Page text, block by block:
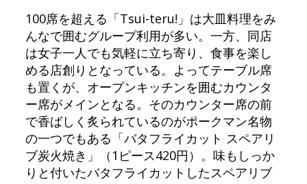
100席を超える「Tsui-teru!」は大皿料理をみ
んなで囲むグループ利用が多い。一方、同店
は女子一人でも気軽に立ち寄り、食事を楽し
める店創りとなっている。よってテーブル席
も置くが、オープンキッチンを囲むカウンタ
ー席がメインとなる。そのカウンター席の前
で香ばしく炙られているのがポークマン名物
の一つでもある「バタフライカット スペアリ
ブ炭火焼き」（1ピース420円）。味もしっか
りと付いたバタフライカットしたスペアリブ